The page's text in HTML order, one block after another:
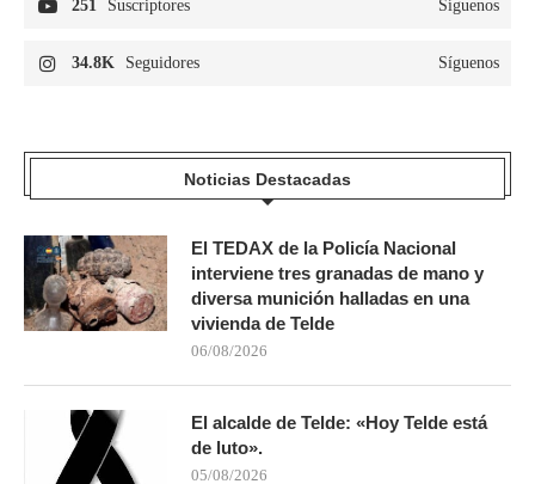
251 Suscriptores Síguenos
34.8K Seguidores Síguenos
Noticias Destacadas
El TEDAX de la Policía Nacional
interviene tres granadas de mano y
diversa munición halladas en una
vivienda de Telde
06/08/2026
El alcalde de Telde: «Hoy Telde está
de luto».
05/08/2026